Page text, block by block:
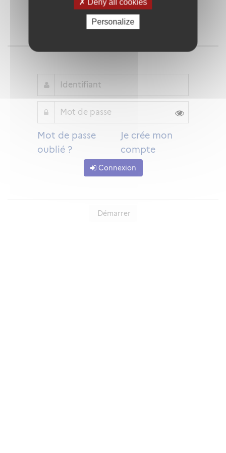
Deny all cookies
Personalize
Qu'est-ce que FranceConnect ?
Mot de passe
oublié ?
Je crée mon
compte
Connexion
Démarrer